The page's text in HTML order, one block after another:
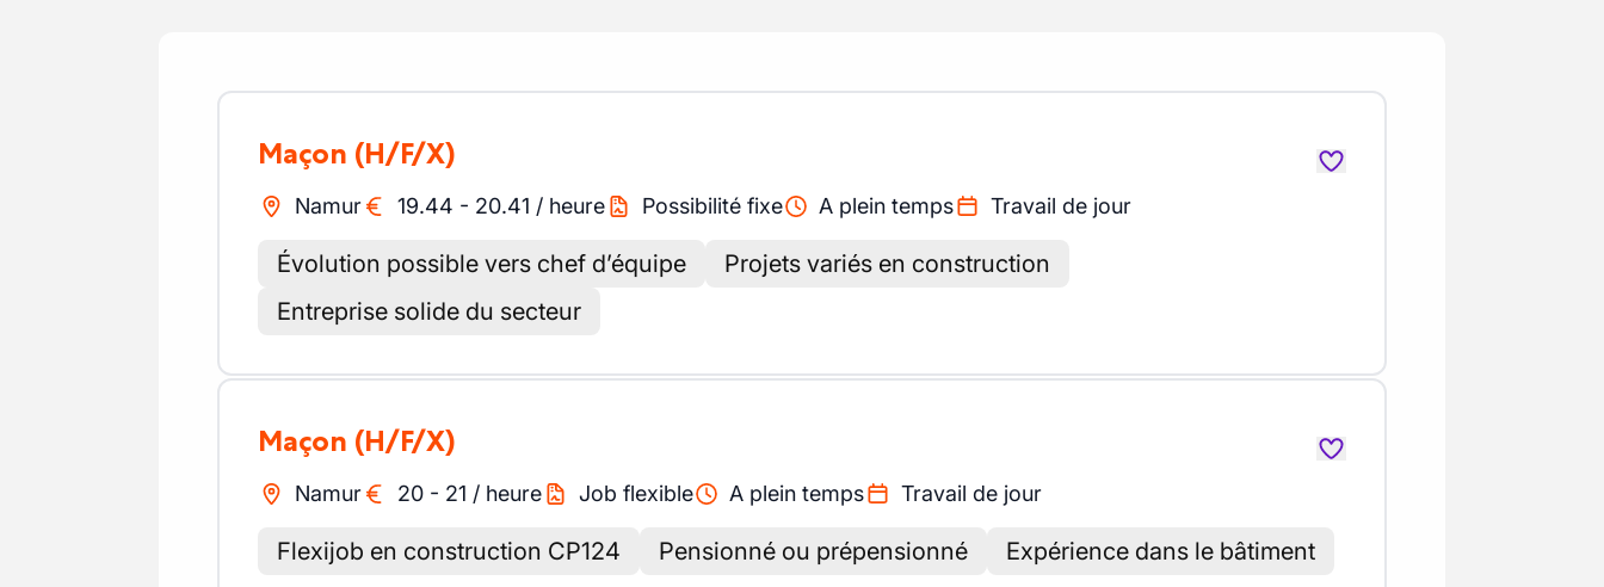
Maçon (H/F/X)
Namur 19.44 - 20.41 / heure Possibilité fixe A plein temps Travail de jour
Évolution possible vers chef d’équipe
Projets variés en construction
Entreprise solide du secteur
Maçon (H/F/X)
Namur 20 - 21 / heure Job flexible A plein temps Travail de jour
Flexijob en construction CP124 Pensionné ou prépensionné Expérience dans le bâtiment